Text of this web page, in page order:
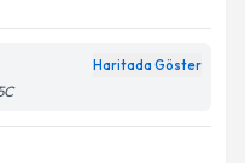
Haritada Göster